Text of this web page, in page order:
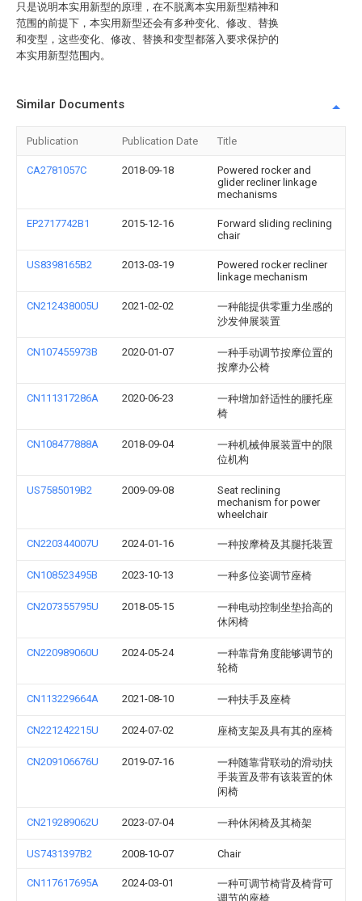
只是说明本实用新型的原理，在不脱离本实用新型精神和
范围的前提下，本实用新型还会有多种变化、修改、替换
和变型，这些变化、修改、替换和变型都落入要求保护的
本实用新型范围内。
Similar Documents
Publication Publication Date Title
CA2781057C 2018-09-18
Powered rocker and
glider recliner linkage
mechanisms
EP2717742B1 2015-12-16
Forward sliding reclining
chair
US8398165B2 2013-03-19
Powered rocker recliner
linkage mechanism
CN212438005U 2021-02-02
一种能提供零重力坐感的
沙发伸展装置
CN107455973B 2020-01-07
一种手动调节按摩位置的
按摩办公椅
CN111317286A 2020-06-23
一种增加舒适性的腰托座
椅
CN108477888A 2018-09-04
一种机械伸展装置中的限
位机构
US7585019B2 2009-09-08
Seat reclining
mechanism for power
wheelchair
CN220344007U 2024-01-16 一种按摩椅及其腿托装置
CN108523495B 2023-10-13 一种多位姿调节座椅
CN207355795U 2018-05-15
一种电动控制坐垫抬高的
休闲椅
CN220989060U 2024-05-24
一种靠背角度能够调节的
轮椅
CN113229664A 2021-08-10 一种扶手及座椅
CN221242215U 2024-07-02 座椅支架及具有其的座椅
CN209106676U 2019-07-16
一种随靠背联动的滑动扶
手装置及带有该装置的休
闲椅
CN219289062U 2023-07-04 一种休闲椅及其椅架
US7431397B2 2008-10-07 Chair
CN117617695A 2024-03-01
一种可调节椅背及椅背可
调节的座椅